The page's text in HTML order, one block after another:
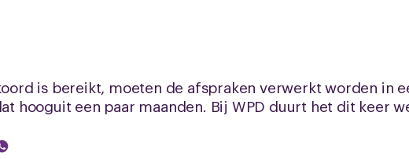
is bereikt, moeten de afspraken verwerkt worden in
hooguit een paar maanden. Bij WPD duurt het dit keer